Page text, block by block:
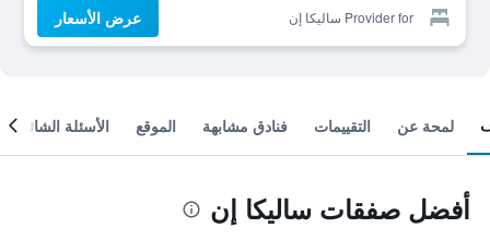
Provider for ساليكا إن عرض الأسعار
لمحة عن التقييمات فنادق مشابهة الموقع الأسئلة الشائعة
أفضل صفقات ساليكا إن